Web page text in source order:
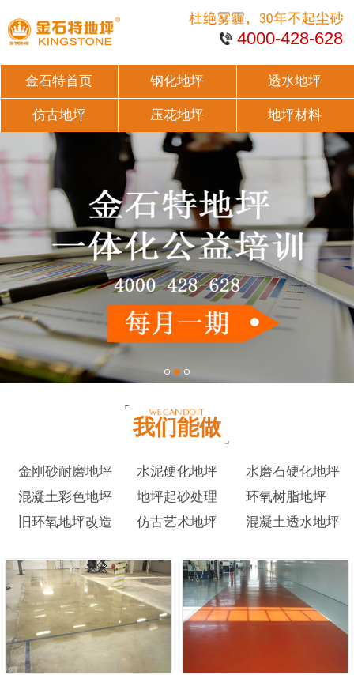
4000-428-628
金石特首页 钢化地坪 透水地坪
仿古地坪 压花地坪 地坪材料
我们能做
金刚砂耐磨地坪 水泥硬化地坪
水磨石硬化地坪
混凝土彩色地坪
地坪起砂处理
环氧树脂地坪
旧环氧地坪改造
仿古艺术地坪 混凝土透水地坪